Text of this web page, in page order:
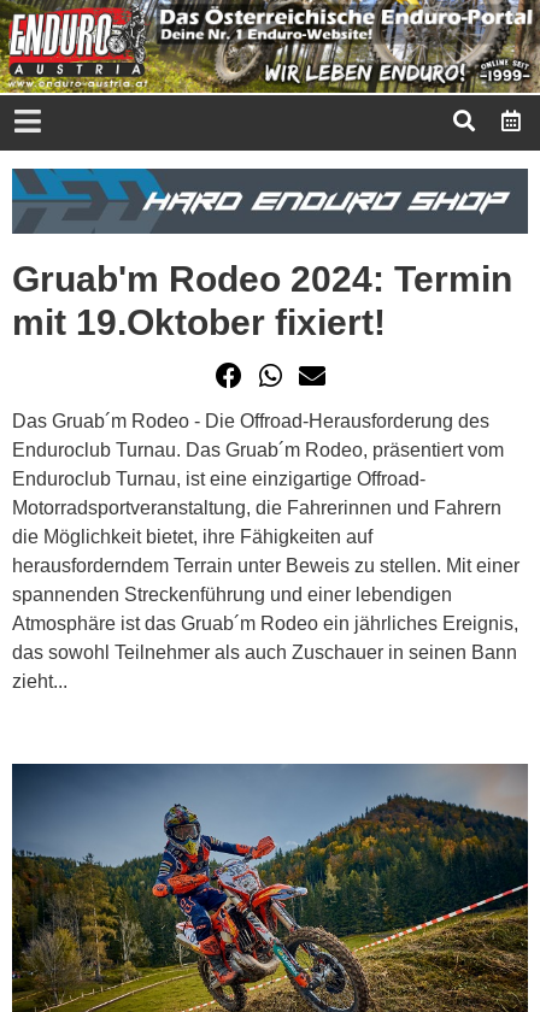
Gruab'm Rodeo 2024: Termin
mit 19.Oktober fixiert!
Das Gruab´m Rodeo - Die Offroad-Herausforderung des
Enduroclub Turnau. Das Gruab´m Rodeo, präsentiert vom
Enduroclub Turnau, ist eine einzigartige Offroad-
Motorradsportveranstaltung, die Fahrerinnen und Fahrern
die Möglichkeit bietet, ihre Fähigkeiten auf
herausforderndem Terrain unter Beweis zu stellen. Mit einer
spannenden Streckenführung und einer lebendigen
Atmosphäre ist das Gruab´m Rodeo ein jährliches Ereignis,
das sowohl Teilnehmer als auch Zuschauer in seinen Bann
zieht...